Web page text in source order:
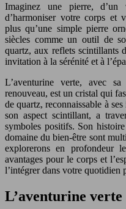
Imaginez une pierre, d’un
d’harmoniser votre corps et
plus qu’une simple pierre
siècles comme un outil de
quartz, aux reflets scintillants
invitation à la sérénité et à
L’aventurine verte, avec
renouveau, est un cristal qui
de quartz, reconnaissable à
son aspect scintillant, a
symboles positifs. Son
domaine du bien-être sont
explorerons en profondeur
avantages pour le corps et
l’intégrer dans votre quotidien
L’aventurine